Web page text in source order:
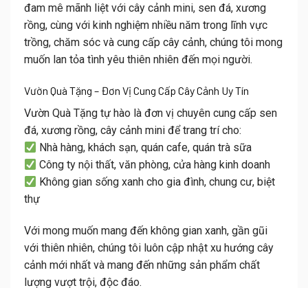
đam mê mãnh liệt với cây cảnh mini, sen đá, xương
rồng, cùng với kinh nghiệm nhiều năm trong lĩnh vực
trồng, chăm sóc và cung cấp cây cảnh, chúng tôi mong
muốn lan tỏa tình yêu thiên nhiên đến mọi người.
Vườn Quà Tặng – Đơn Vị Cung Cấp Cây Cảnh Uy Tín
Vườn Quà Tặng tự hào là đơn vị chuyên cung cấp sen
đá, xương rồng, cây cảnh mini để trang trí cho:
Nhà hàng, khách sạn, quán cafe, quán trà sữa
Công ty nội thất, văn phòng, cửa hàng kinh doanh
Không gian sống xanh cho gia đình, chung cư, biệt
thự
Với mong muốn mang đến không gian xanh, gần gũi
với thiên nhiên, chúng tôi luôn cập nhật xu hướng cây
cảnh mới nhất và mang đến những sản phẩm chất
lượng vượt trội, độc đáo.